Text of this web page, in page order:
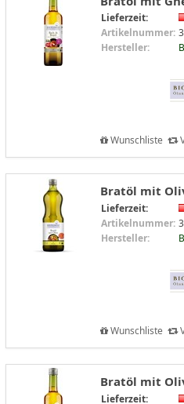
Lieferzeit:
Artikelnummer:
Hersteller:
Wunschliste
Bratöl mit
Lieferzeit:
Artikelnummer:
Hersteller:
Wunschliste
Bratöl mit
Lieferzeit: